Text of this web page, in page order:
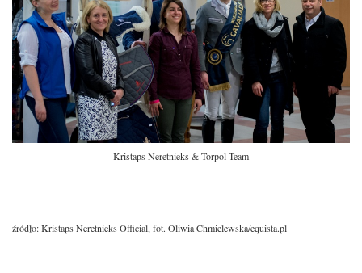
Kristaps Neretnieks & Torpol Team
źródło: Kristaps Neretnieks Official, fot. Oliwia Chmielewska/equista.pl